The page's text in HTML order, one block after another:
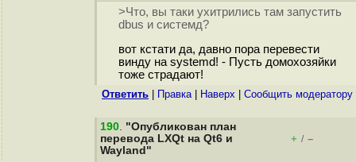
>Что, вы таки ухитрились там запустить
dbus и системд?
вот кстати да, давно пора перевести
винду на systemd! - Пусть домохозяйки
тоже страдают!
Ответить Правка| Наверх Cообщить модератору
190. "Опубликован план
перевода LXQt на Qt6 и
Wayland"
+ / –